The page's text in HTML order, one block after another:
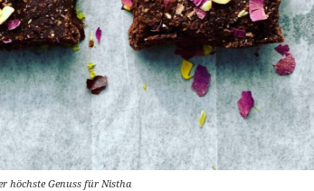
höchste Genuss für Nistha